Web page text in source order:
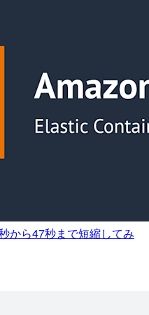
から47秒まで短縮してみ